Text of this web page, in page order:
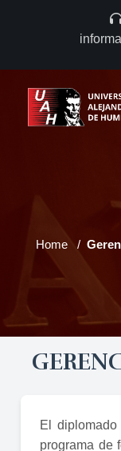
Home
El
programa de